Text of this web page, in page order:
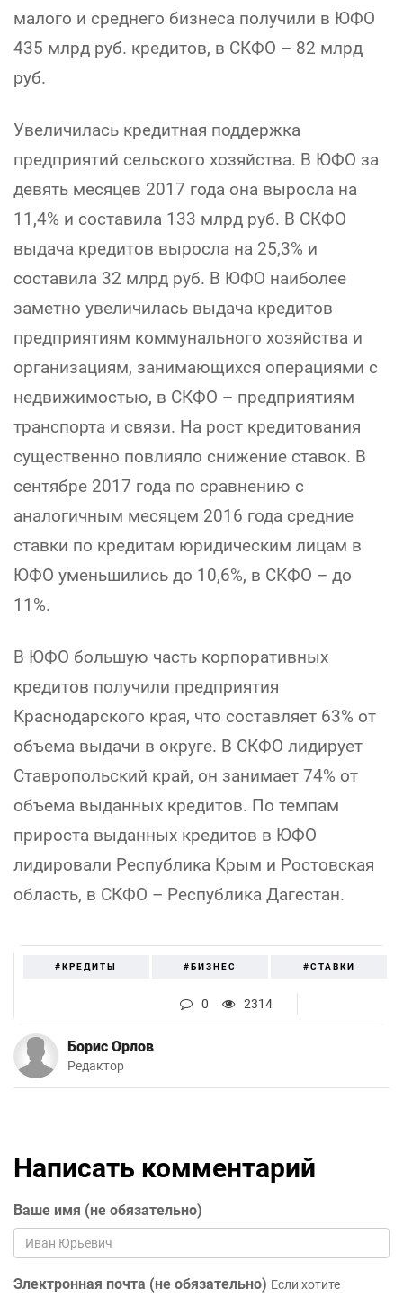
малого и среднего бизнеса получили в ЮФО
435 млрд руб. кредитов, в СКФО – 82 млрд
руб.
Увеличилась кредитная поддержка
предприятий сельского хозяйства. В ЮФО за
девять месяцев 2017 года она выросла на
11,4% и составила 133 млрд руб. В СКФО
выдача кредитов выросла на 25,3% и
составила 32 млрд руб. В ЮФО наиболее
заметно увеличилась выдача кредитов
предприятиям коммунального хозяйства и
организациям, занимающихся операциями с
недвижимостью, в СКФО – предприятиям
транспорта и связи. На рост кредитования
существенно повлияло снижение ставок. В
сентябре 2017 года по сравнению с
аналогичным месяцем 2016 года средние
ставки по кредитам юридическим лицам в
ЮФО уменьшились до 10,6%, в СКФО – до
11%.
В ЮФО большую часть корпоративных
кредитов получили предприятия
Краснодарского края, что составляет 63% от
объема выдачи в округе. В СКФО лидирует
Ставропольский край, он занимает 74% от
объема выданных кредитов. По темпам
прироста выданных кредитов в ЮФО
лидировали Республика Крым и Ростовская
область, в СКФО – Республика Дагестан.
#КРЕДИТЫ #БИЗНЕС #СТАВКИ
0 2314
Борис Орлов
Редактор
Написать комментарий
Ваше имя (не обязательно)
Электронная почта (не обязательно) Если хотите